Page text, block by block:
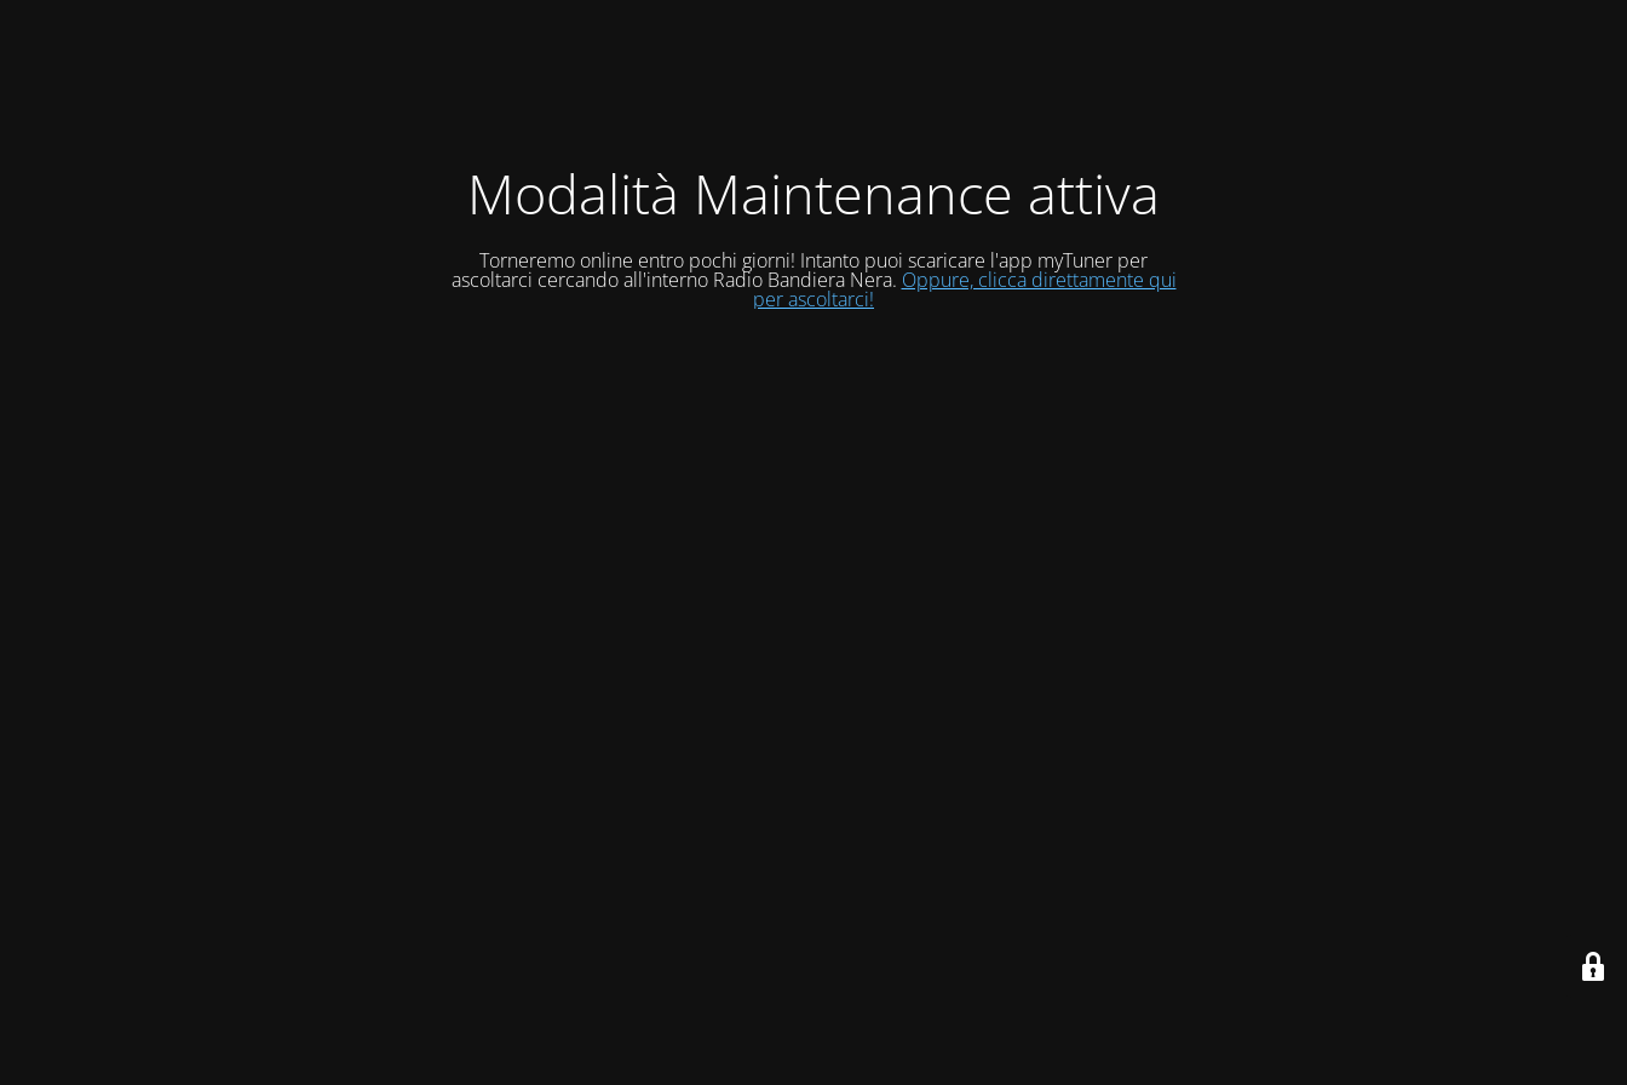
Modalità Maintenance attiva
Torneremo online entro pochi giorni! Intanto puoi scaricare l'app myTuner per
ascoltarci cercando all'interno Radio Bandiera Nera. Oppure, clicca direttamente qui
per ascoltarci!